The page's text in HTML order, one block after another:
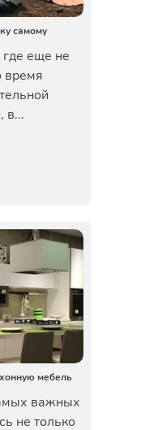
самому
где еще не
время
в...
мебель
важных
не только